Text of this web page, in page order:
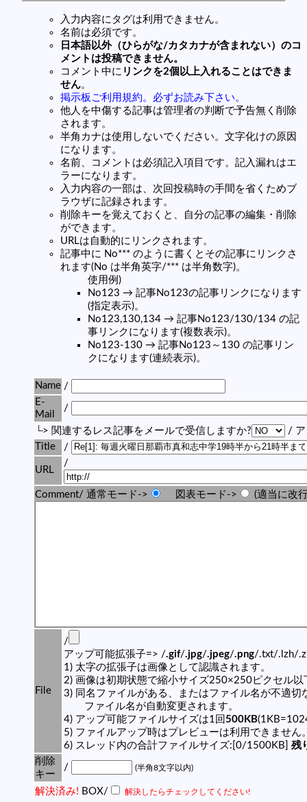
入力内容にタグは利用できません。
名前は必須です。
日本語以外（ひらがな/カタカナが含まれない）のコ
メントは投稿できません。
コメント中に リンクを2個以上入れることはできま
せん。
掲示板ご利用規約。必ずお読み下さい。
他人を中傷する記事は管理者の判断で予告無く削除
されます。
半角カナは使用しないでください。文字化けの原因
になります。
名前、コメントは必須記入項目です。記入漏れはエ
ラーになります。
入力内容の一部は、次回投稿時の手間を省くためブ
ラウザに記録されます。
削除キーを覚えておくと、自分の記事の編集・削除
ができます。
URLは自動的にリンクされます。
記事中に No*** のように書くとその記事にリンクさ
れます(No は半角英字/*** は半角数字)。
使用例)
No123 → 記事No123の記事リンクになります
(指定表示)。
No123,130,134 → 記事No123/130/134 の記
事リンクになります(複数表示)。
No123-130 → 記事No123～130 の記事リン
クになります(連続表示)。
Name /
E-
Mail
/
└> 関連するレス記事をメールで受信しますか?
/ ア
Title
/
URL
/
Comment/ 通常モード-> 図表モード-> (適当に改
File
/
アップ可能拡張子=> /.gif/.jpg/.jpeg/.png/.txt/.lzh/
1) 太字の拡張子は画像として認識されます。
2) 画像は初期状態で縮小サイズ250×250ピクセル以
3) 同名ファイルがある、またはファイル名が不適切
ファイル名が自動変更されます。
4) アップ可能ファイルサイズは1回 500KB
5) ファイルアップ時はプレビューは利用できません
6) スレッド内の合計ファイルサイズ:[0/1500KB] 残
削除
キー
/ (半角8文字以内)
解決済み! BOX/ 解決したらチェックしてください!